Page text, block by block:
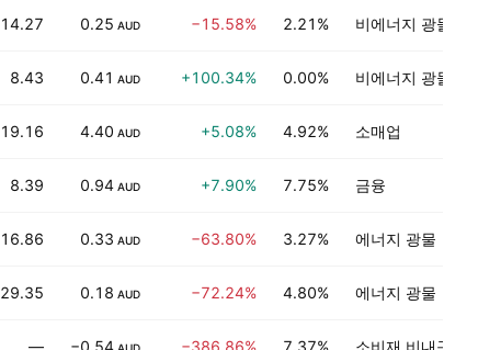
14.27 0.25 AUD −15.58% 2.21% 비에너지 광물
8.43 0.41 AUD +100.34% 0.00% 비에너지 광물
19.16 4.40 AUD +5.08% 4.92% 소매업
8.39 0.94 AUD +7.90% 7.75% 금융
16.86 0.33 AUD −63.80% 3.27% 에너지 광물
29.35 0.18 AUD −72.24% 4.80% 에너지 광물
— −0.54 −386.86% 7.37% 소비재 비내구재